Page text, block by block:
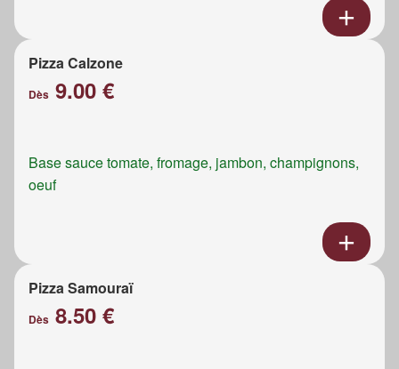
Pizza Calzone
Dès 9.00 €
Base sauce tomate, fromage, jambon, champignons,
oeuf
Pizza Samouraï
Dès 8.50 €